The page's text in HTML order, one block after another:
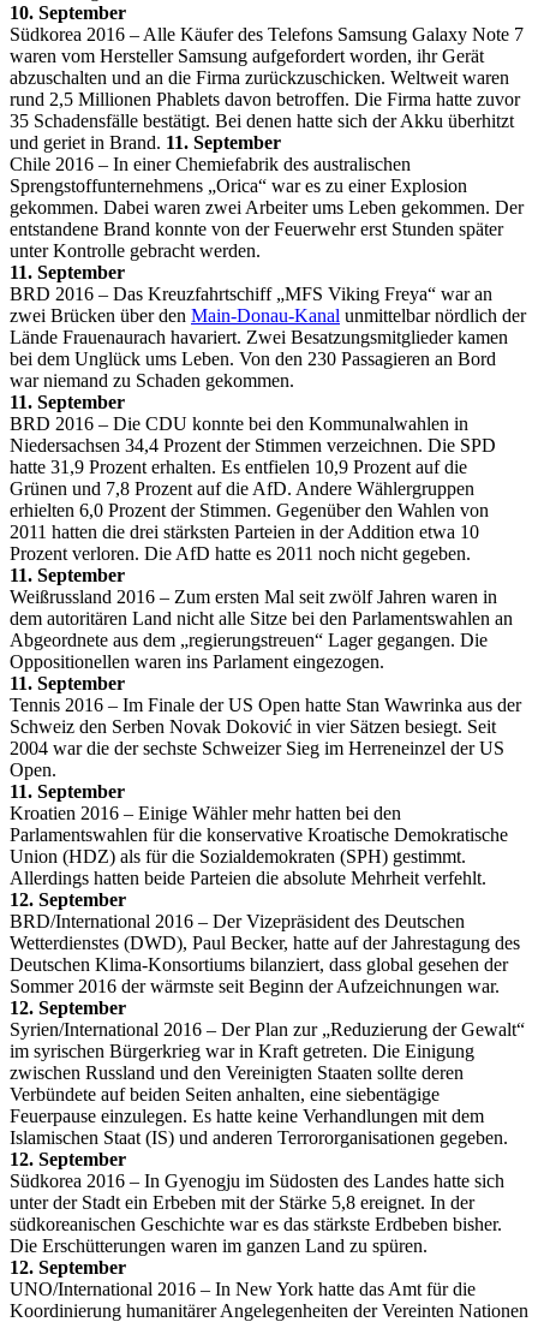
10. September
Südkorea 2016 – Alle Käufer des Telefons Samsung Galaxy Note 7
waren vom Hersteller Samsung aufgefordert worden, ihr Gerät
abzuschalten und an die Firma zurückzuschicken. Weltweit waren
rund 2,5 Millionen Phablets davon betroffen. Die Firma hatte zuvor
35 Schadensfälle bestätigt. Bei denen hatte sich der Akku überhitzt
und geriet in Brand. 11. September
Chile 2016 – In einer Chemiefabrik des australischen
Sprengstoffunternehmens „Orica“ war es zu einer Explosion
gekommen. Dabei waren zwei Arbeiter ums Leben gekommen. Der
entstandene Brand konnte von der Feuerwehr erst Stunden später
unter Kontrolle gebracht werden.
11. September
BRD 2016 – Das Kreuzfahrtschiff „MFS Viking Freya“ war an
zwei Brücken über den Main-Donau-Kanal unmittelbar nördlich der
Lände Frauenaurach havariert. Zwei Besatzungsmitglieder kamen
bei dem Unglück ums Leben. Von den 230 Passagieren an Bord
war niemand zu Schaden gekommen.
11. September
BRD 2016 – Die CDU konnte bei den Kommunalwahlen in
Niedersachsen 34,4 Prozent der Stimmen verzeichnen. Die SPD
hatte 31,9 Prozent erhalten. Es entfielen 10,9 Prozent auf die
Grünen und 7,8 Prozent auf die AfD. Andere Wählergruppen
erhielten 6,0 Prozent der Stimmen. Gegenüber den Wahlen von
2011 hatten die drei stärksten Parteien in der Addition etwa 10
Prozent verloren. Die AfD hatte es 2011 noch nicht gegeben.
11. September
Weißrussland 2016 – Zum ersten Mal seit zwölf Jahren waren in
dem autoritären Land nicht alle Sitze bei den Parlamentswahlen an
Abgeordnete aus dem „regierungstreuen“ Lager gegangen. Die
Oppositionellen waren ins Parlament eingezogen.
11. September
Tennis 2016 – Im Finale der US Open hatte Stan Wawrinka aus der
Schweiz den Serben Novak Doković in vier Sätzen besiegt. Seit
2004 war die der sechste Schweizer Sieg im Herreneinzel der US
Open.
11. September
Kroatien 2016 – Einige Wähler mehr hatten bei den
Parlamentswahlen für die konservative Kroatische Demokratische
Union (HDZ) als für die Sozialdemokraten (SPH) gestimmt.
Allerdings hatten beide Parteien die absolute Mehrheit verfehlt.
12. September
BRD/International 2016 – Der Vizepräsident des Deutschen
Wetterdienstes (DWD), Paul Becker, hatte auf der Jahrestagung des
Deutschen Klima-Konsortiums bilanziert, dass global gesehen der
Sommer 2016 der wärmste seit Beginn der Aufzeichnungen war.
12. September
Syrien/International 2016 – Der Plan zur „Reduzierung der Gewalt“
im syrischen Bürgerkrieg war in Kraft getreten. Die Einigung
zwischen Russland und den Vereinigten Staaten sollte deren
Verbündete auf beiden Seiten anhalten, eine siebentägige
Feuerpause einzulegen. Es hatte keine Verhandlungen mit dem
Islamischen Staat (IS) und anderen Terrororganisationen gegeben.
12. September
Südkorea 2016 – In Gyenogju im Südosten des Landes hatte sich
unter der Stadt ein Erbeben mit der Stärke 5,8 ereignet. In der
südkoreanischen Geschichte war es das stärkste Erdbeben bisher.
Die Erschütterungen waren im ganzen Land zu spüren.
12. September
UNO/International 2016 – In New York hatte das Amt für die
Koordinierung humanitärer Angelegenheiten der Vereinten Nationen